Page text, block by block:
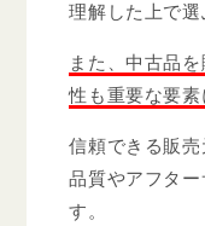
理解した上で選
また、中古品
性も重要な要素
信頼できる販
品質やアフタ
す。